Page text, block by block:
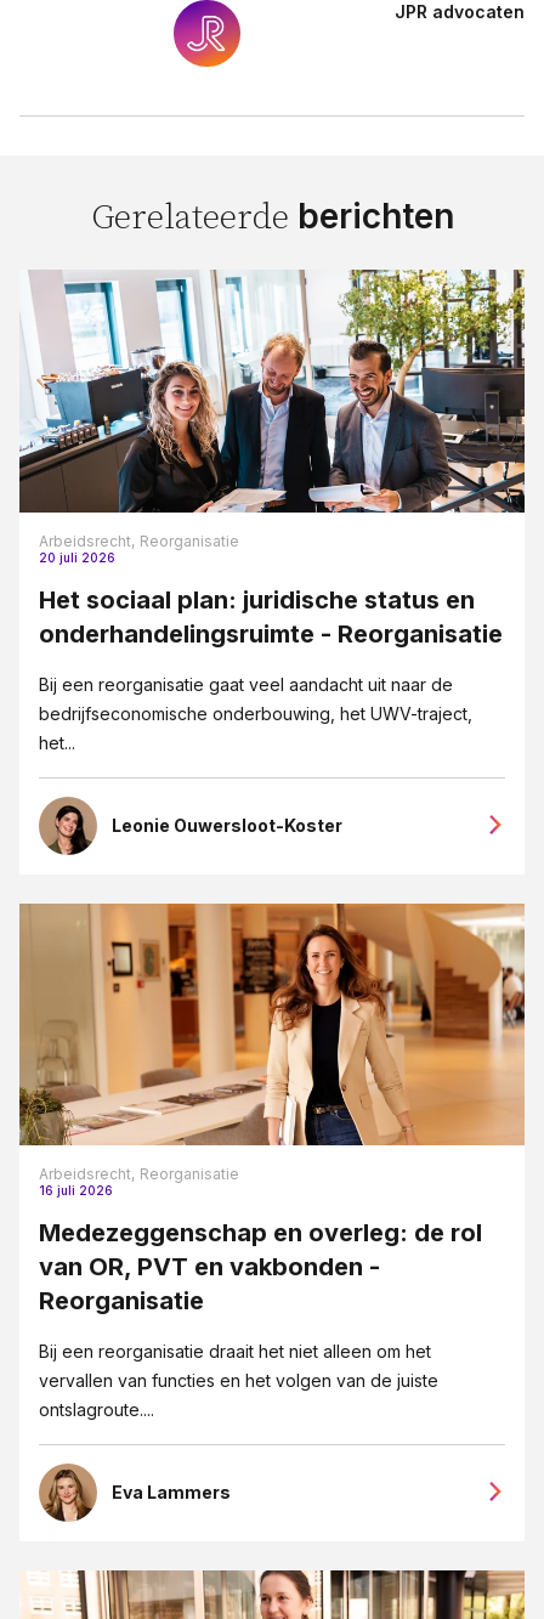
JPR advocaten
Gerelateerde berichten
Arbeidsrecht, Reorganisatie
20 juli 2026
Het sociaal plan: juridische status en
onderhandelingsruimte - Reorganisatie
Bij een reorganisatie gaat veel aandacht uit naar de
bedrijfseconomische onderbouwing, het UWV-traject,
het...
Leonie Ouwersloot-Koster
Arbeidsrecht, Reorganisatie
16 juli 2026
Medezeggenschap en overleg: de rol
van OR, PVT en vakbonden -
Reorganisatie
Bij een reorganisatie draait het niet alleen om het
vervallen van functies en het volgen van de juiste
ontslagroute....
Eva Lammers